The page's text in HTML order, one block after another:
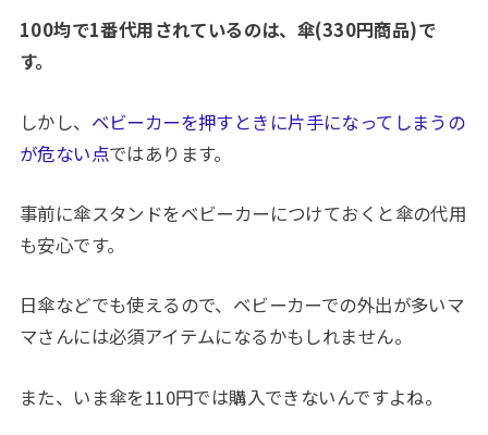
100均で1番代用されているのは、傘(330円商品)で
す。
しかし、 ベビーカーを押すときに片手になってしまうの
が危ない点ではあります。
事前に傘スタンドをベビーカーにつけておくと傘の代用
も安心です。
日傘などでも使えるので、ベビーカーでの外出が多いマ
マさんには必須アイテムになるかもしれません。
また、いま傘を110円では購入できないんですよね。